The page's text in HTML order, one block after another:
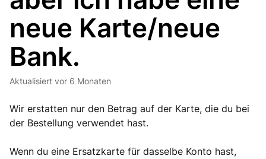
neue Karte/neue
Bank.
Aktualisiert vor 6 Monaten
Wir erstatten nur den Betrag auf der Karte, die du bei
der Bestellung verwendet hast.
Wenn du eine Ersatzkarte für dasselbe Konto hast,